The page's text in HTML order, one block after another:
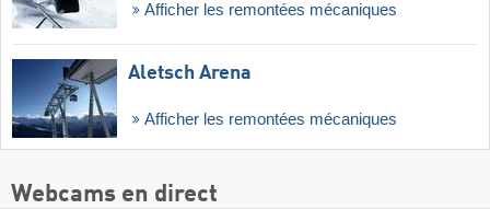
Afficher les remontées mécaniques
Aletsch Arena
Afficher les remontées mécaniques
Webcams en direct